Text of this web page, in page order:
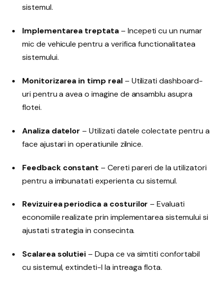
sistemul.
Implementarea treptata– Incepeti cu un numar
mic de vehicule pentru a verifica functionalitatea
sistemului.
Monitorizarea in timp real– Utilizati dashboard-
uri pentru a avea o imagine de ansamblu asupra
flotei.
Analiza datelor – Utilizati datele colectate pentru a
face ajustari in operatiunile zilnice.
Feedback constant – Cereti pareri de la utilizatori
pentru a imbunatati experienta cu sistemul.
Revizuirea periodica a costurilor – Evaluati
economiile realizate prin implementarea sistemului si
ajustati strategia in consecinta.
Scalarea solutiei – Dupa ce va simtiti confortabil
cu sistemul, extindeti-l la intreaga flota.